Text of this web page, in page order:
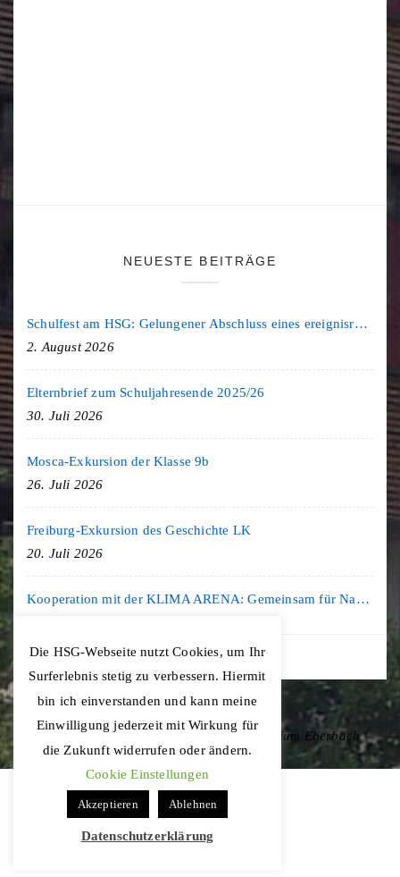
NEUESTE BEITRÄGE
Schulfest am HSG: Gelungener Abschluss eines ereignisreichen Schuljahres
2. August 2026
Elternbrief zum Schuljahresende 2025/26
30. Juli 2026
Mosca-Exkursion der Klasse 9b
26. Juli 2026
Freiburg-Exkursion des Geschichte LK
20. Juli 2026
Kooperation mit der KLIMA ARENA: Gemeinsam für Nachhaltigkeit und Klimaschutz
Copyright © 2020 Hohenstaufen-Gymnasium Eberbach
Die HSG-Webseite nutzt Cookies, um Ihr
Surferlebnis stetig zu verbessern. Hiermit
bin ich einverstanden und kann meine
Einwilligung jederzeit mit Wirkung für
die Zukunft widerrufen oder ändern.
Cookie Einstellungen
Akzeptieren Ablehnen
Datenschutzerklärung